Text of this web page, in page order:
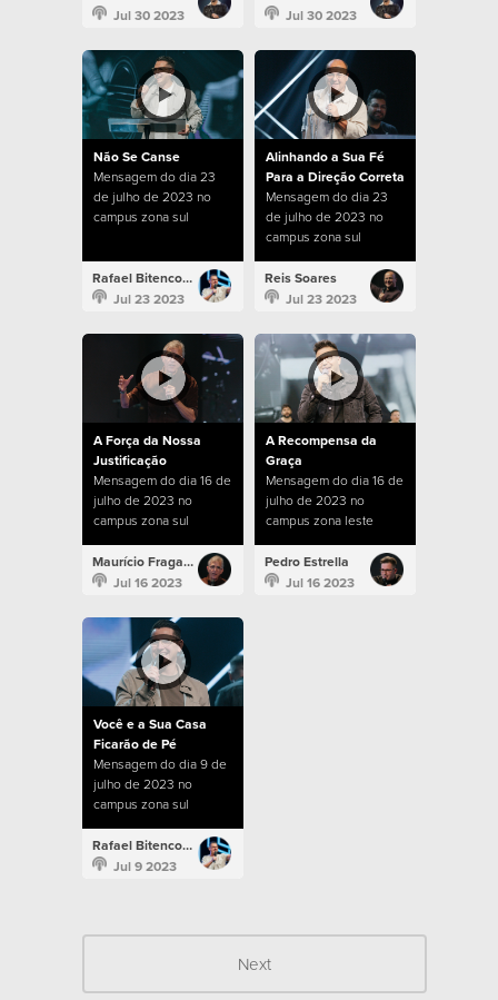
Jul 30 2023
Jul 30 2023
Não Se Canse
Mensagem do dia 23
de julho de 2023 no
campus zona sul
Rafael Bitencourt
Jul 23 2023
Alinhando a Sua Fé
Para a Direção Correta
Mensagem do dia 23
de julho de 2023 no
campus zona sul
Reis Soares
Jul 23 2023
A Força da Nossa
Justificação
Mensagem do dia 16 de
julho de 2023 no
campus zona sul
Maurício Fragale
Jul 16 2023
A Recompensa da
Graça
Mensagem do dia 16 de
julho de 2023 no
campus zona leste
Pedro Estrella
Jul 16 2023
Você e a Sua Casa
Ficarão de Pé
Mensagem do dia 9 de
julho de 2023 no
campus zona sul
Rafael Bitencourt
Jul 9 2023
Next